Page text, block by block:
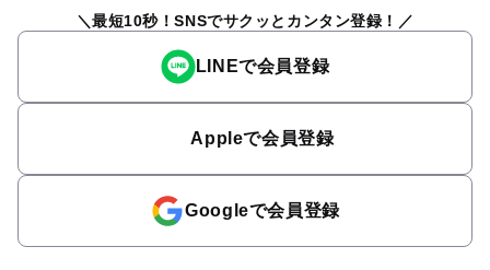
最短10秒！SNSでサクッとカンタン登録！
LINEで会員登録
Appleで会員登録
Googleで会員登録